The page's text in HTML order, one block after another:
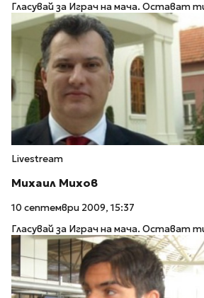
Гласувай за Играч на мача. Остават
Livestream
Михаил Михов
10 септември 2009, 15:37
Гласувай за Играч на мача. Остават